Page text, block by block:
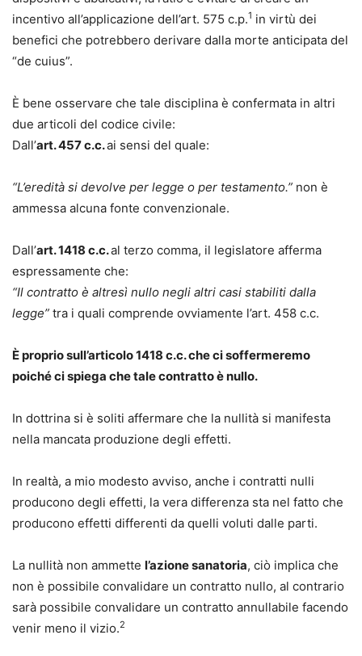
incentivo all’applicazione dell’art. 575 c.p.1 in virtù dei
benefici che potrebbero derivare dalla morte anticipata del
“de cuius”.
È bene osservare che tale disciplina è confermata in altri
due articoli del codice civile:
Dall’art. 457 c.c.ai sensi del quale:
“L’eredità si devolve per legge o per testamento.” non è
ammessa alcuna fonte convenzionale.
Dall’art. 1418 c.c.al terzo comma, il legislatore afferma
espressamente che:
“Il contratto è altresì nullo negli altri casi stabiliti dalla
legge” tra i quali comprende ovviamente l’art. 458 c.c.
È proprio sull’articolo 1418 c.c. che ci soffermeremo
poiché ci spiega che tale contratto è nullo.
In dottrina si è soliti affermare che la nullità si manifesta
nella mancata produzione degli effetti.
In realtà, a mio modesto avviso, anche i contratti nulli
producono degli effetti, la vera differenza sta nel fatto che
producono effetti differenti da quelli voluti dalle parti.
La nullità non ammette l’azione sanatoria, ciò implica che
non è possibile convalidare un contratto nullo, al contrario
sarà possibile convalidare un contratto annullabile facendo
venir meno il vizio.2